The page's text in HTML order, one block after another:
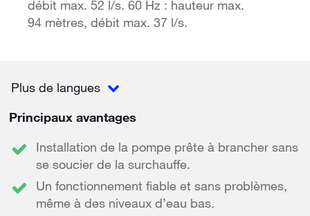
débit max. 52 l/s. 60 Hz : hauteur max.
94 mètres, débit max. 37 l/s.
Plus de langues
Principaux avantages
Installation de la pompe prête à brancher sans
se soucier de la surchauffe.
Un fonctionnement fiable et sans problèmes,
même à des niveaux d’eau bas.